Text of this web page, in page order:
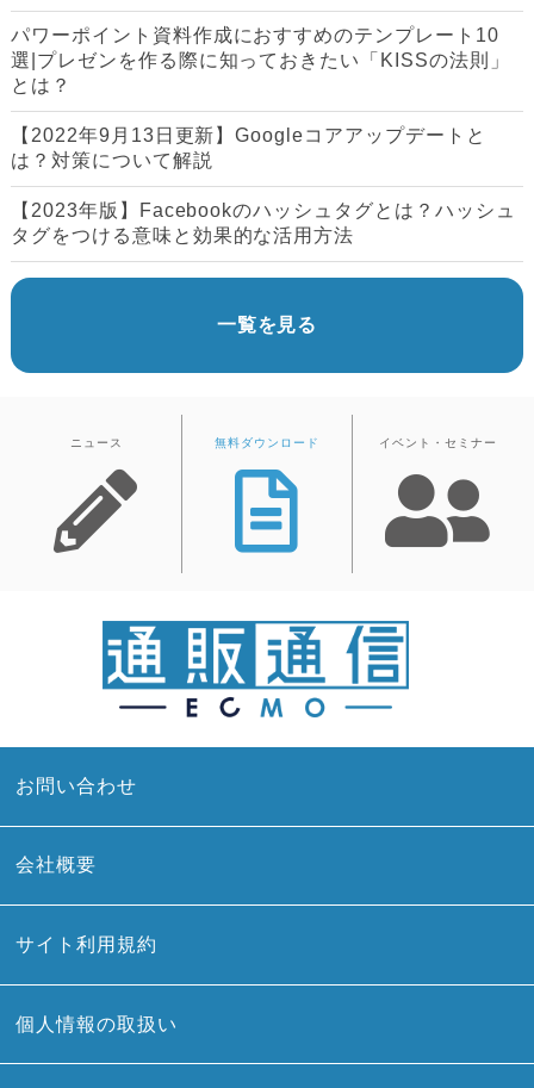
パワーポイント資料作成におすすめのテンプレート10
選|プレゼンを作る際に知っておきたい「KISSの法則」
とは？
【2022年9月13日更新】Googleコアアップデートと
は？対策について解説
【2023年版】Facebookのハッシュタグとは？ハッシュ
タグをつける意味と効果的な活用方法
一覧を見る
ニュース 無料ダウンロード イベント・セミナー
お問い合わせ
会社概要
サイト利用規約
個人情報の取扱い